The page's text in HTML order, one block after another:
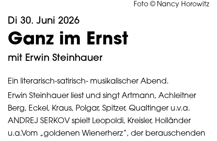
Foto © Nancy Horowitz
Di 30. Juni 2026
Ganz im Ernst
mit Erwin Steinhauer
Ein literarisch-satirisch- musikalischer Abend.
Erwin Steinhauer liest und singt Artmann, Achleitner
Berg, Eckel, Kraus, Polgar, Spitzer, Qualtinger u.v.a.
ANDREJ SERKOV spielt Leopoldi, Kreisler, Holländer
u.a.Vom „goldenen Wienerherz“, der berauschenden